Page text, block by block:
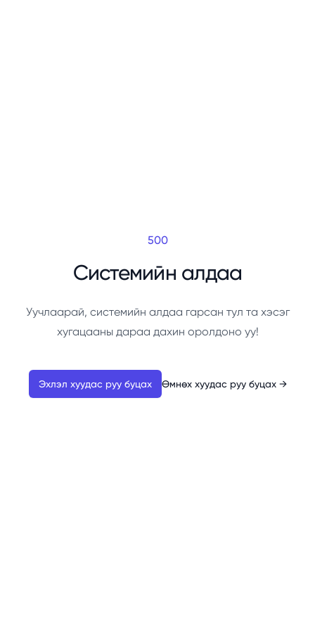
500
Системийн алдаа
Уучлаарай, системийн алдаа гарсан тул та хэсэг
хугацааны дараа дахин оролдоно уу!
Эхлэл хуудас руу буцах Өмнөх хуудас руу буцах →